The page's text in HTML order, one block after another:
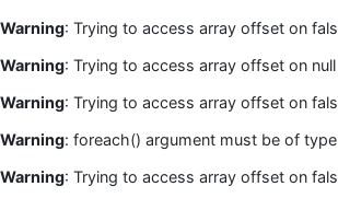
Warning: Trying to access array offset on
Warning: Trying to access array offset on null
Warning: Trying to access array offset on
Warning: foreach() argument must be of
Warning: Trying to access array offset on